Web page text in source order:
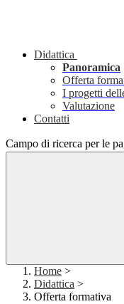
Didattica
Panoramica
Offerta
I progetti
Valutazione
Contatti
Campo di ricerca per le
Home >
Didattica >
Offerta formativa